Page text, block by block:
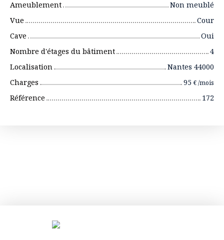
Ameublement
Non meublé
Vue
Cour
Cave
Oui
Nombre d'étages du bâtiment
4
Localisation
Nantes 44000
Charges
95 € /mois
Référence 172